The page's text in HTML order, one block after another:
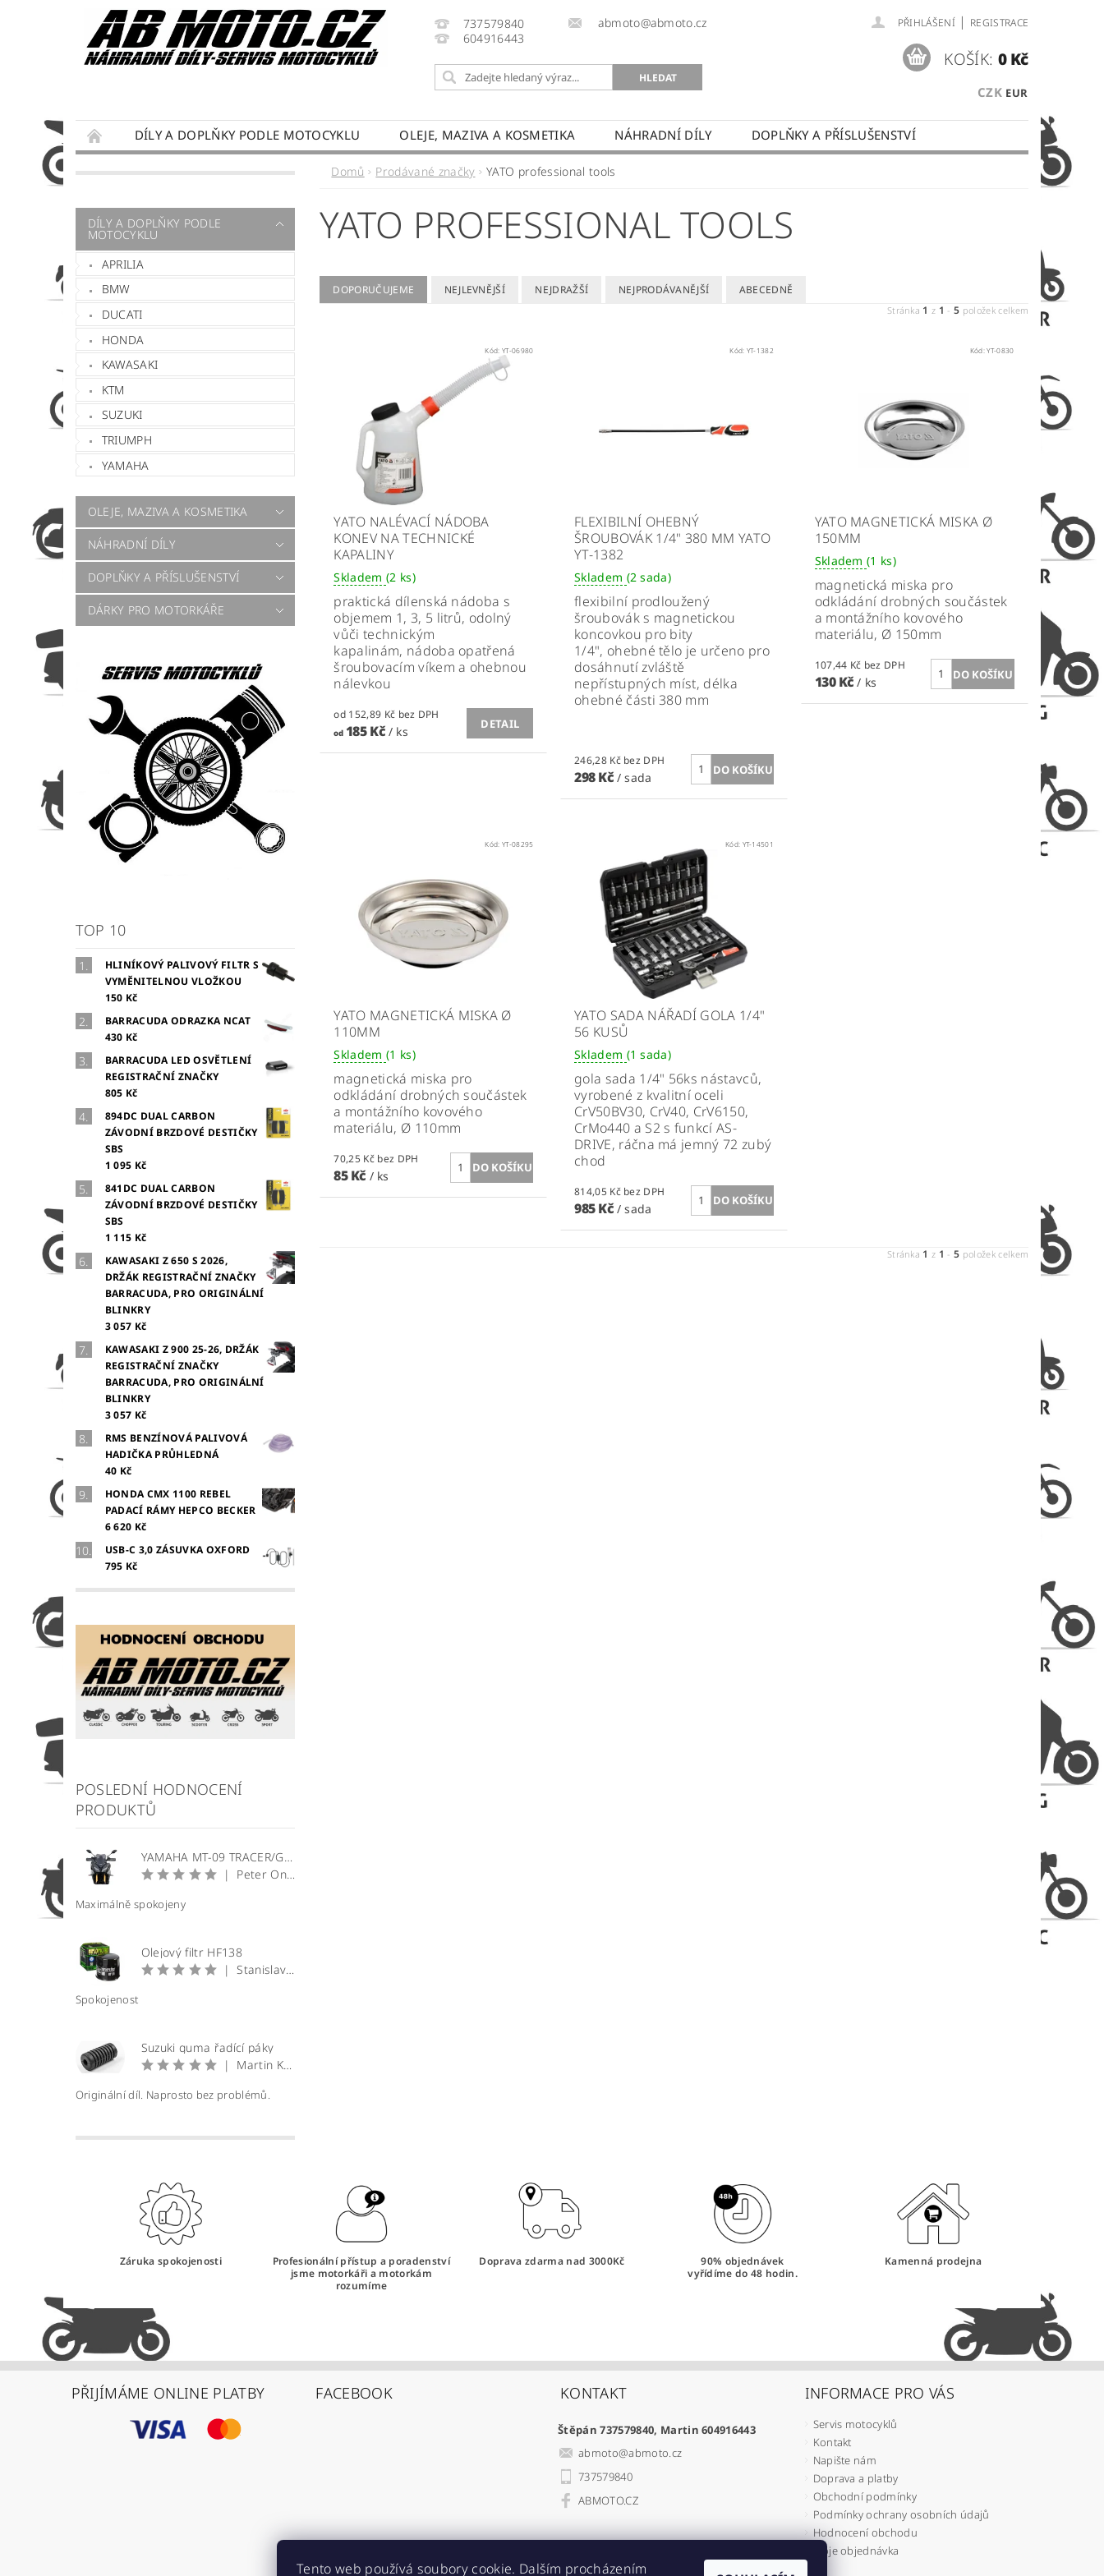
737579840
604916443
abmoto@abmoto.cz PŘIHLÁŠENÍ | REGISTRACE
CZK EUR
KOŠÍK: 0 Kč
DÍLY A DOPLŇKY PODLE MOTOCYKLU OLEJE, MAZIVA A KOSMETIKA NÁHRADNÍ DÍLY
DOPLŇKY A PŘÍSLUŠENSTVÍ
SERVIS MOTOCYKLŮ KONTAKT NAPIŠTE NÁM
DÍLY A DOPLŇKY PODLE
MOTOCYKLU
APRILIA
BMW
DUCATI
HONDA
KAWASAKI
KTM
SUZUKI
TRIUMPH
YAMAHA
OLEJE, MAZIVA A KOSMETIKA
NÁHRADNÍ DÍLY
DOPLŇKY A PŘÍSLUŠENSTVÍ
DÁRKY PRO MOTORKÁŘE
TOP 10
HLINÍKOVÝ PALIVOVÝ FILTR S
VYMĚNITELNOU VLOŽKOU
150 Kč
BARRACUDA ODRAZKA NCAT
430 Kč
BARRACUDA LED OSVĚTLENÍ
REGISTRAČNÍ ZNAČKY
805 Kč
894DC DUAL CARBON
ZÁVODNÍ BRZDOVÉ DESTIČKY
SBS
1 095 Kč
841DC DUAL CARBON
ZÁVODNÍ BRZDOVÉ DESTIČKY
SBS
1 115 Kč
KAWASAKI Z 650 S 2026,
DRŽÁK REGISTRAČNÍ ZNAČKY
BARRACUDA, PRO ORIGINÁLNÍ
BLINKRY
3 057 Kč
KAWASAKI Z 900 25-26, DRŽÁK
REGISTRAČNÍ ZNAČKY
BARRACUDA, PRO ORIGINÁLNÍ
BLINKRY
3 057 Kč
RMS BENZÍNOVÁ PALIVOVÁ
HADIČKA PRŮHLEDNÁ
40 Kč
HONDA CMX 1100 REBEL
PADACÍ RÁMY HEPCO BECKER
6 620 Kč
USB-C 3,0 ZÁSUVKA OXFORD
795 Kč
POSLEDNÍ HODNOCENÍ
PRODUKTŮ
YAMAHA MT-09 TRACER/GT plexi štít WRS Sport
|
Peter Onuščák
Maximálně spokojeny
Olejový filtr HF138
|
Stanislav Prečan
Spokojenost
Suzuki guma řadící páky
|
Martin Krátký
Originální díl. Naprosto bez problémů.
Domů Prodávané značky YATO professional tools
YATO PROFESSIONAL TOOLS
DOPORUČUJEME NEJLEVNĚJŠÍ NEJDRAŽŠÍ NEJPRODÁVANĚJŠÍ ABECEDNĚ
Stránka 1 z 1 -5 položek celkem
Kód: YT-06980
YATO NALÉVACÍ NÁDOBA
KONEV NA TECHNICKÉ
KAPALINY
Skladem (2 ks)
praktická dílenská nádoba s
objemem 1, 3, 5 litrů, odolný
vůči technickým
kapalinám, nádoba opatřená
šroubovacím víkem a ohebnou
nálevkou
od 152,89 Kč bez DPH
od185 Kč / ks
DETAIL
Kód: YT-1382
FLEXIBILNÍ OHEBNÝ
ŠROUBOVÁK 1/4" 380 MM YATO
YT-1382
Skladem (2 sada)
flexibilní prodloužený
šroubovák s magnetickou
koncovkou pro bity
1/4", ohebné tělo je určeno pro
dosáhnutí zvláště
nepřístupných míst, délka
ohebné části 380 mm
246,28 Kč bez DPH
298 Kč / sada
Kód:YT-0830
YATO MAGNETICKÁ MISKA Ø
150MM
Skladem(1 ks)
magnetická miska pro
odkládání drobných součástek
a montážního kovového
materiálu, Ø 150mm
107,44 Kč bez DPH
130 Kč/ ks
Kód: YT-08295
YATO MAGNETICKÁ MISKA Ø
110MM
Skladem (1 ks)
magnetická miska pro
odkládání drobných součástek
a montážního kovového
materiálu, Ø 110mm
70,25 Kč bez DPH
85 Kč / ks
Kód: YT-14501
YATO SADA NÁŘADÍ GOLA 1/4"
56 KUSŮ
Skladem (1 sada)
gola sada 1/4" 56ks nástavců,
vyrobené z kvalitní oceli
CrV50BV30, CrV40, CrV6150,
CrMo440 a S2 s funkcí AS-
DRIVE, ráčna má jemný 72 zubý
chod
814,05 Kč bez DPH
985 Kč / sada
Stránka 1 z 1 -5 položek celkem
Záruka spokojenosti
Profesionální přístup a poradenství
jsme motorkáři a motorkám
rozumíme
Doprava zdarma nad 3000Kč
90% objednávek
vyřídíme do 48 hodin.
Kamenná prodejna
PŘIJÍMÁME ONLINE PLATBY FACEBOOK KONTAKT
Štěpán 737579840, Martin 604916443
abmoto@abmoto.cz
737579840
ABMOTO.CZ
INFORMACE PRO VÁS
Servis motocyklů
Kontakt
Napište nám
Doprava a platby
Obchodní podmínky
Podmínky ochrany osobních údajů
Hodnocení obchodu
Moje objednávka
Tento web používá soubory cookie. Dalším procházením